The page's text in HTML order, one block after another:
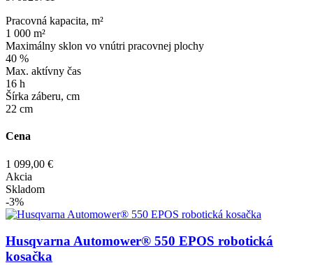
Pracovná kapacita, m²
1 000 m²
Maximálny sklon vo vnútri pracovnej plochy
40 %
Max. aktívny čas
16 h
Šírka záberu, cm
22 cm
Cena
1 099,00 €
Akcia
Skladom
-3%
Husqvarna Automower® 550 EPOS robotická
kosačka